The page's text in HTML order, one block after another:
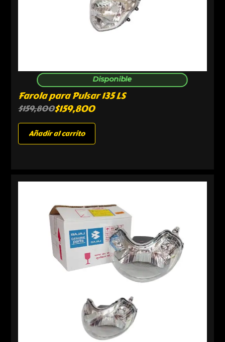
Disponible
Farola para Pulsar 135 LS
$159,800$159,800
Añadir al carrito